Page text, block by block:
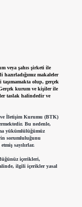
veya şahıs şirketi ile
makaleler
olup, gerçek
kurum ve kişiler ile
taslak halindedir ve
ve İletişim Kurumu (BTK)
Bu nedenle,
yükümlülüğümüz
sorumluluğunu
sayılırlar.
içerikleri,
ilgili içerikler yasal